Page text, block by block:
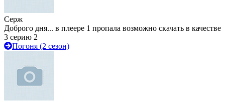
Серж
Доброго дня... в плеере 1 пропала возможно скачать в качестве
3 серию 2
Погоня (2 сезон)